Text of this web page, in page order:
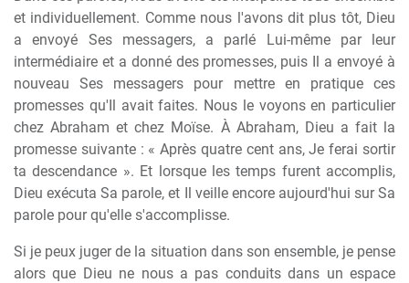
et individuellement. Comme nous l'avons dit plus tôt, Dieu
a envoyé Ses messagers, a parlé Lui-même par leur
intermédiaire et a donné des promesses, puis Il a envoyé à
nouveau Ses messagers pour mettre en pratique ces
promesses qu'Il avait faites. Nous le voyons en particulier
chez Abraham et chez Moïse. À Abraham, Dieu a fait la
promesse suivante : « Après quatre cent ans, Je ferai sortir
ta descendance ». Et lorsque les temps furent accomplis,
Dieu exécuta Sa parole, et Il veille encore aujourd'hui sur Sa
parole pour qu'elle s'accomplisse.
Si je peux juger de la situation dans son ensemble, je pense
alors que Dieu ne nous a pas conduits dans un espace